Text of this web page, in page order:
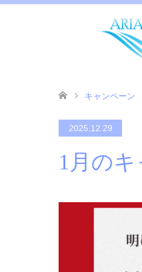
キャンペーン
2025.12.29
1月の